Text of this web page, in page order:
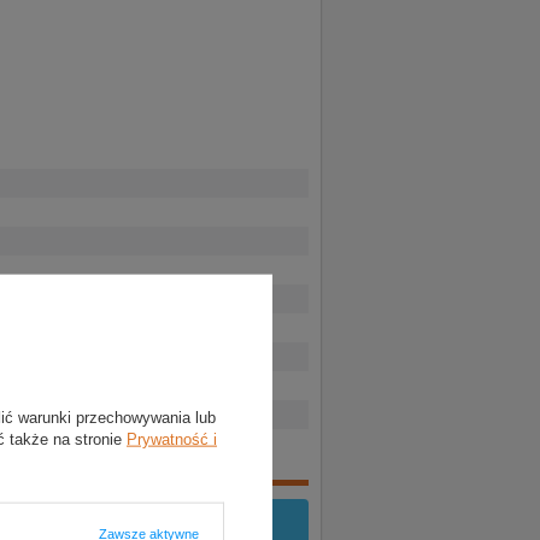
warunki przechowywania lub
także na stronie Prywatność i
Zawsze aktywne